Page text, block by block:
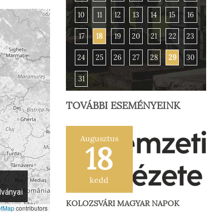
contributors
10 11 12 13 14 15 16
17 18 19 20 21 22 23
24 25 26 27 28 29 30
31
TOVÁBBI ESEMÉNYEINK
Augusztus
18
kedd
KOLOZSVÁRI MAGYAR NAPOK